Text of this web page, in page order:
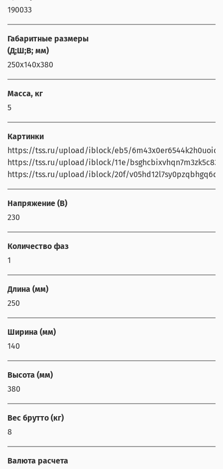
190033
Габаритные размеры
(Д;Ш;В; мм)
250х140х380
Масса, кг
5
Картинки
https://tss.ru/upload/iblock/eb5/
https://tss.ru/upload/iblock/11e/
https://tss.ru/upload/iblock/20f/
Напряжение (В)
230
Количество фаз
1
Длина (мм)
250
Ширина (мм)
140
Высота (мм)
380
Вес брутто (кг)
8
Валюта расчета